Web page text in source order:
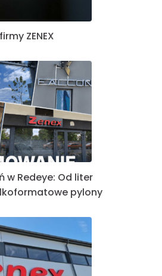
ZENEX
w Redeye: Od liter
pylony